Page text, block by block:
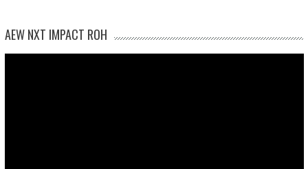
AEW NXT IMPACT ROH